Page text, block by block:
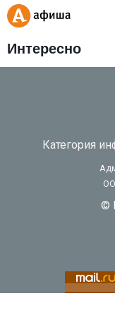
Интересно
Категория
©